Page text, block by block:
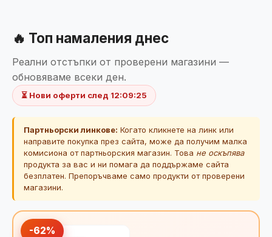
🔥 Топ намаления днес
Реални отстъпки от проверени магазини —
обновяваме всеки ден.
⏳ Нови оферти след 12:09:24
Партньорски линкове: Когато кликнете на линк или
направите покупка през сайта, може да получим малка
комисиона от партньорския магазин. Това не оскъпява
продукта за вас и ни помага да поддържаме сайта
безплатен. Препоръчваме само продукти от проверени
магазини.
-62%